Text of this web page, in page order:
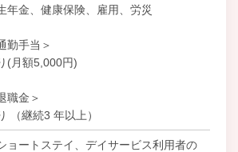
年金、健康保険、雇用、労災
勤手当＞
(月額5,000円)
職金＞
（継続3 年以上）
ョートステイ、デイサービス利用者の